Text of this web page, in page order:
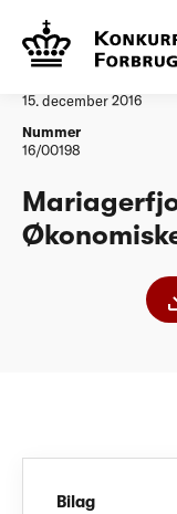
Vandtilsyn
15. december 2016
Nummer
16/00198
Bilag